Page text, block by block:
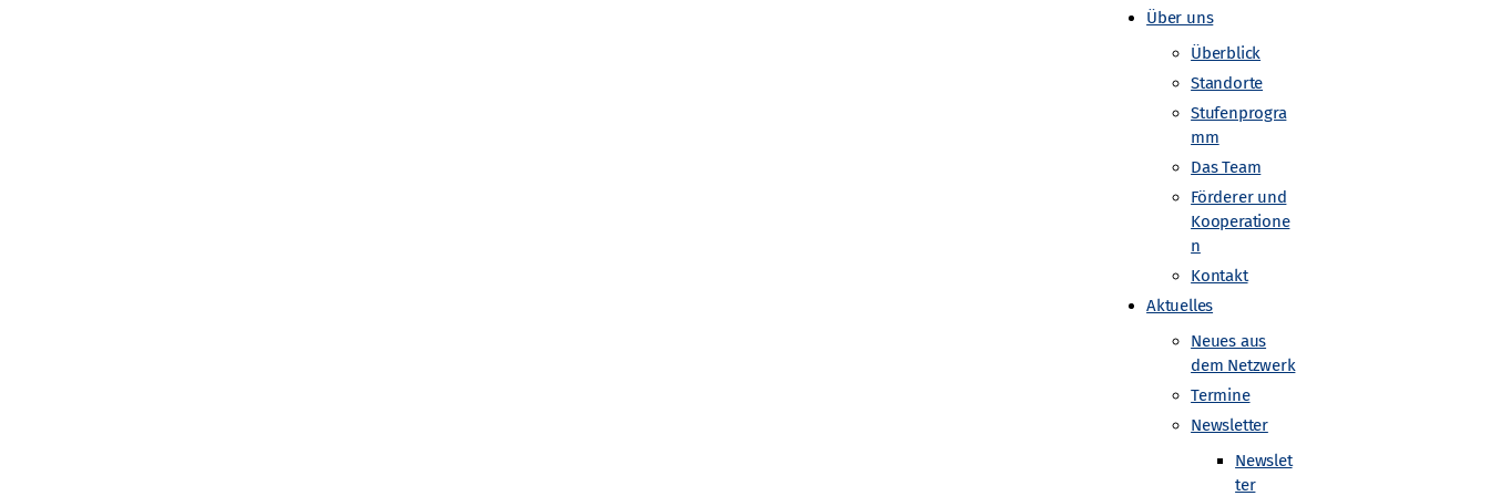
Über uns
Überblick
Standorte
Stufenprogra
mm
Das Team
Förderer und
Kooperatione
n
Kontakt
Aktuelles
Neues aus
dem Netzwerk
Termine
Newsletter
Newslet
ter
Unter Tage auf der Spur kosmischer Teilchen: mit
Campingtisch und Detektoren im Bergwerk